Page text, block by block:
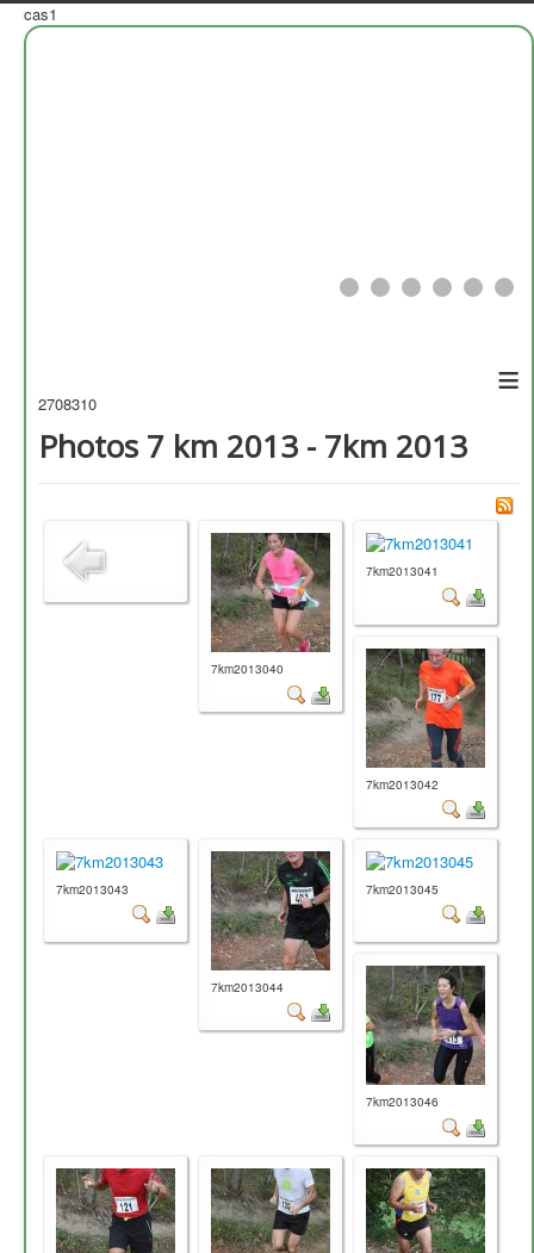
cas1
≡
2708310
Photos 7 km 2013 - 7km 2013
7km2013040
7km2013041
7km2013042
7km2013043
7km2013044
7km2013045
7km2013046